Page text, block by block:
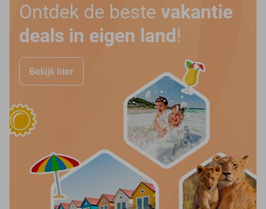
Ontdek de beste vakantie
deals in eigen land!
Bekijk hier